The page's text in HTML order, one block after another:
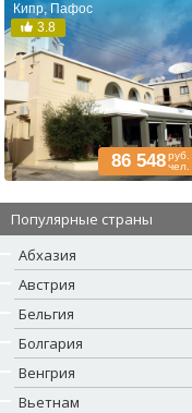
Кипр, Пафос
3.8
86 548руб.
чел.
Популярные страны
Абхазия
Австрия
Бельгия
Болгария
Венгрия
Вьетнам